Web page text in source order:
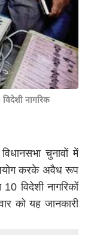
नागरिक
चुनावों में
करके अवैध रूप
विदेशी नागरिकों
को यह जानकारी